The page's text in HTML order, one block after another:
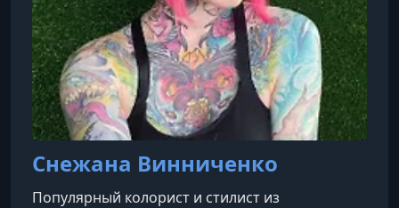
Снежана Винниченко
Популярный колорист и стилист из